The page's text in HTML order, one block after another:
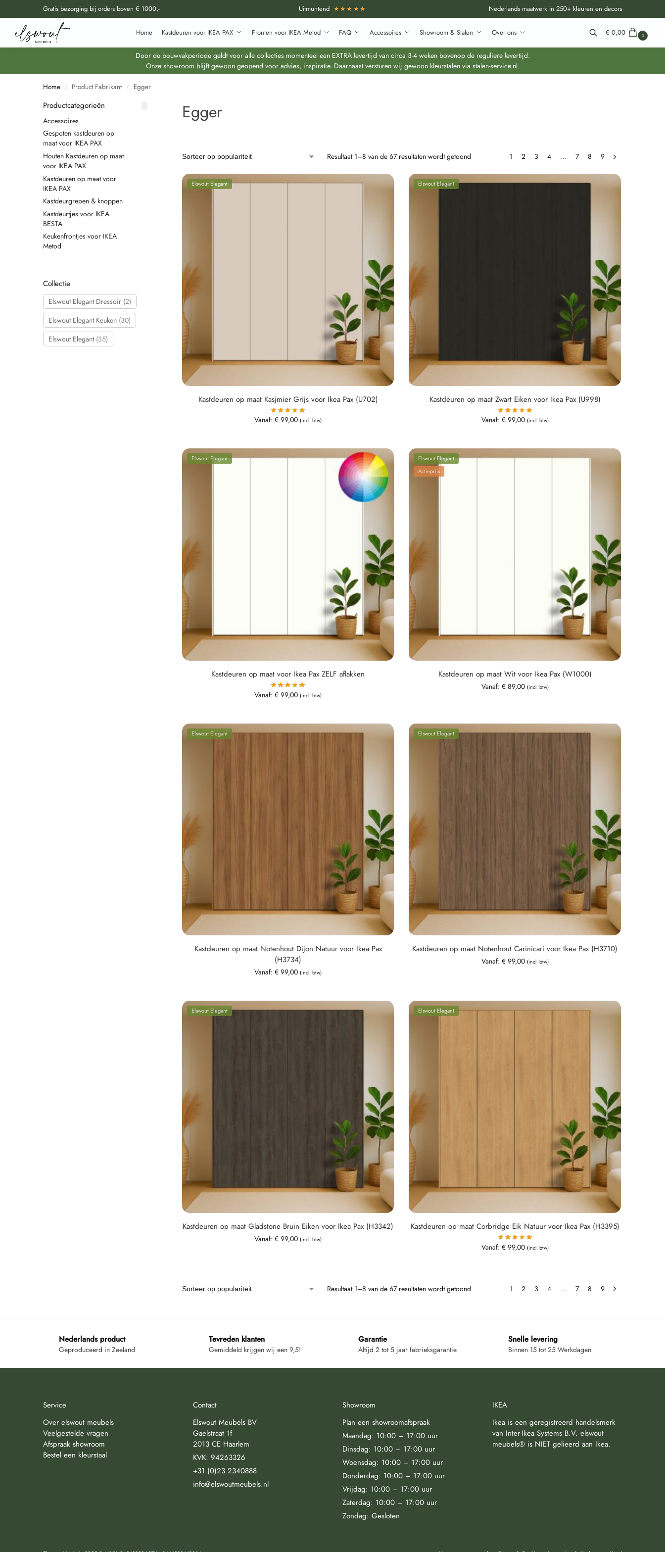
Gratis bezorging bij orders boven € 1000,- Uitmuntend ★★★★★ Nederlands maatwerk in 250+ kleuren en decors
Home Kastdeuren voor IKEA PAX Fronten voor IKEA Metod FAQ Accessoires Showroom & Stalen Over ons
Doorzoek al onze producten
Zoeken
€ 0,00 0
Door de bouwvakperiode geldt voor alle collecties momenteel een EXTRA levertijd van circa 3-4 weken bovenop de reguliere levertijd.
Onze showroom blijft gewoon geopend voor advies, inspiratie. Daarnaast versturen wij gewoon kleurstalen via stalen-service.nl.
Home / Product Fabrikant / Egger
Egger
Resultaat 1–8 van de 67 resultaten wordt getoond 1 2 3 4 … 7 8 9
Elswout Elegant
Kastdeuren op maat Kasjmier Grijs voor Ikea Pax (U702)
Vanaf:€ 99,00 (incl. btw)
Elswout Elegant
Kastdeuren op maat Zwart Eiken voor Ikea Pax (U998)
Vanaf: €99,00 (incl. btw)
Elswout Elegant
Kastdeuren op maat voor Ikea Pax ZELF aflakken
Vanaf:€ 99,00 (incl. btw)
Elswout Elegant
Actieprijs
Kastdeuren op maat Wit voor Ikea Pax (W1000)
Vanaf: €89,00 (incl. btw)
Elswout Elegant
Kastdeuren op maat Notenhout Dijon Natuur voor Ikea Pax
(H3734)
Vanaf:€ 99,00 (incl. btw)
Elswout Elegant
Kastdeuren op maat Notenhout Carinicari voor Ikea Pax (H3710)
Vanaf: €99,00 (incl. btw)
Elswout Elegant
Kastdeuren op maat Gladstone Bruin Eiken voor Ikea Pax (H3342)
Vanaf:€ 99,00 (incl. btw)
Elswout Elegant
Kastdeuren op maat Corbridge Eik Natuur voor Ikea Pax (H3395)
Vanaf: €99,00 (incl. btw)
Resultaat 1–8 van de 67 resultaten wordt getoond 1 2 3 4 … 7 8 9
Productcategorieën
Accessoires
Gespoten kastdeuren op
maat voor IKEA PAX
Houten Kastdeuren op maat
voor IKEA PAX
Kastdeuren op maat voor
IKEA PAX
Kastdeurgrepen & knoppen
Kastdeurtjes voor IKEA
BESTA
Keukenfrontjes voor IKEA
Metod
Collectie
Elswout Elegant Dressoir (2)
Elswout Elegant Keuken (30)
Elswout Elegant (35)
Nederlands product
Geproduceerd in Zeeland
Tevreden klanten
Gemiddeld krijgen wij een 9,5!
Garantie
Altijd 2 tot 5 jaar fabrieksgarantie
Snelle levering
Binnen 15 tot 25 Werkdagen
Service
Over elswout meubels
Veelgestelde vragen
Afspraak showroom
Bestel een kleurstaal
Contact
Elswout Meubels BV
Gaelstraat 1f
2013 CE Haarlem
KVK: 94263326
+31 (0)23 2340888
info@elswoutmeubels.nl
Showroom
Plan een showroomafspraak
Maandag: 10:00 – 17:00 uur
Dinsdag: 10:00 – 17:00 uur
Woensdag: 10:00 – 17:00 uur
Donderdag: 10:00 – 17:00 uur
Vrijdag: 10:00 – 17:00 uur
Zaterdag: 10:00 – 17:00 uur
Zondag: Gesloten
IKEA
Ikea is een geregistreerd handelsmerk
van Inter-Ikea Systems B.V. elswout
meubels® is NIET gelieerd aan Ikea.